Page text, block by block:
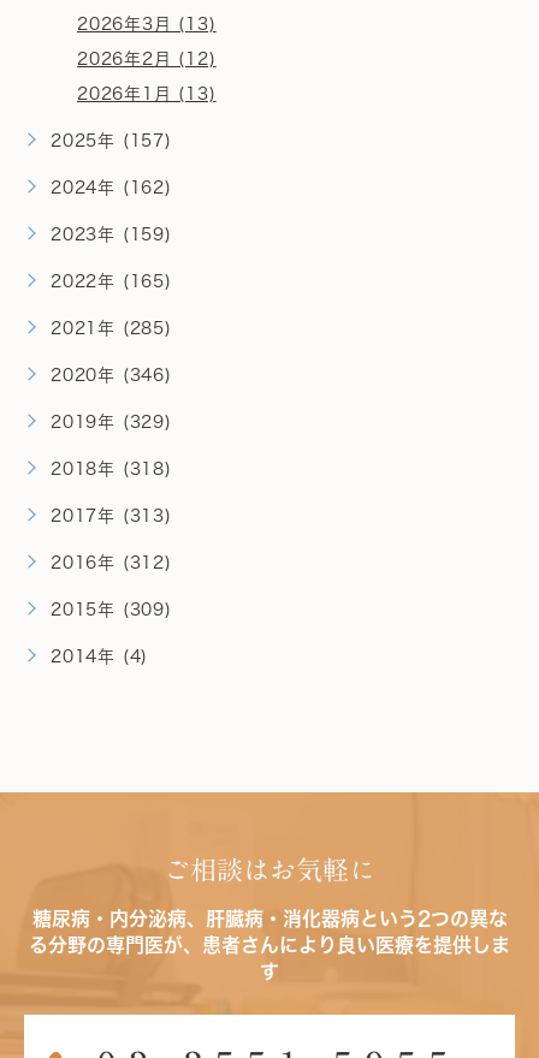
2026年3月 (13)
2026年2月 (12)
2026年1月 (13)
2025年 (157)
2024年 (162)
2023年 (159)
2022年 (165)
2021年 (285)
2020年 (346)
2019年 (329)
2018年 (318)
2017年 (313)
2016年 (312)
2015年 (309)
2014年 (4)
ご相談はお気軽に
糖尿病・内分泌病、肝臓病・消化器病という2つの異な
る分野の専門医が、患者さんにより良い医療を提供しま
す